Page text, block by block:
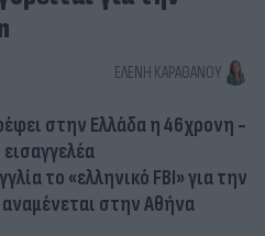
ΕΛΈΝΗ ΚΑΡΑΘΆΝΟΥ
στην Ελλάδα η 46χρονη -
το «ελληνικό FBI» για την
στην Αθήνα